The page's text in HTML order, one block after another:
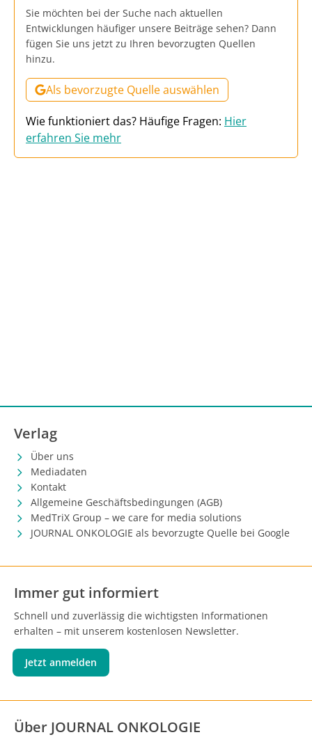
Sie möchten bei der Suche nach aktuellen
Entwicklungen häufiger unsere Beiträge sehen? Dann
fügen Sie uns jetzt zu Ihren bevorzugten Quellen
hinzu.
Als bevorzugte Quelle auswählen
Wie funktioniert das? Häufige Fragen: Hier
erfahren Sie mehr
Verlag
Über uns
Mediadaten
Kontakt
Allgemeine Geschäftsbedingungen (AGB)
MedTriX Group – we care for media solutions
JOURNAL ONKOLOGIE als bevorzugte Quelle bei Google
Immer gut informiert
Schnell und zuverlässig die wichtigsten Informationen
erhalten – mit unserem kostenlosen Newsletter.
Jetzt anmelden
Über JOURNAL ONKOLOGIE